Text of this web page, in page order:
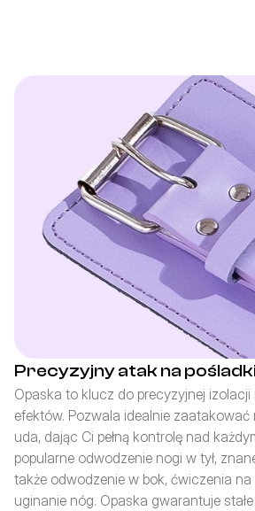
Precyzyjny atak na
Opaska to klucz do precyzyjnej
efektów. Pozwala idealnie zaatakować
uda, dając Ci pełną kontrolę nad
popularne odwodzenie nogi w tył,
także odwodzenie w bok, ćwiczenia
uginanie nóg. Opaska gwarantuje